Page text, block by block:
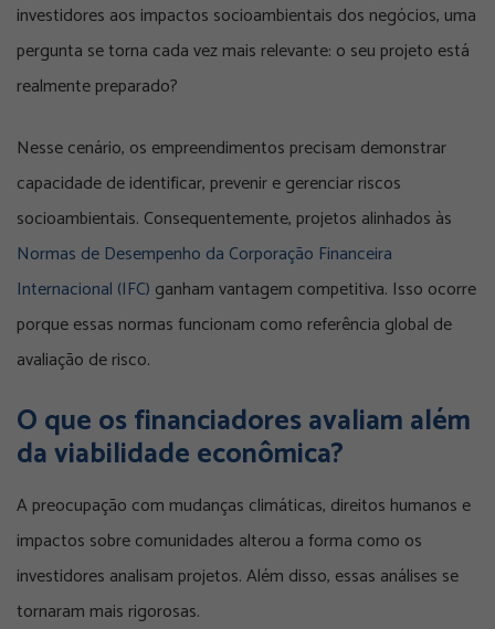
investidores aos impactos socioambientais dos negócios, uma
pergunta se torna cada vez mais relevante: o seu projeto está
realmente preparado?
Nesse cenário, os empreendimentos precisam demonstrar
capacidade de identificar, prevenir e gerenciar riscos
socioambientais. Consequentemente, projetos alinhados às
Normas de Desempenho da Corporação Financeira
Internacional (IFC) ganham vantagem competitiva. Isso ocorre
porque essas normas funcionam como referência global de
avaliação de risco.
O que os financiadores avaliam além
da viabilidade econômica?
A preocupação com mudanças climáticas, direitos humanos e
impactos sobre comunidades alterou a forma como os
investidores analisam projetos. Além disso, essas análises se
tornaram mais rigorosas.